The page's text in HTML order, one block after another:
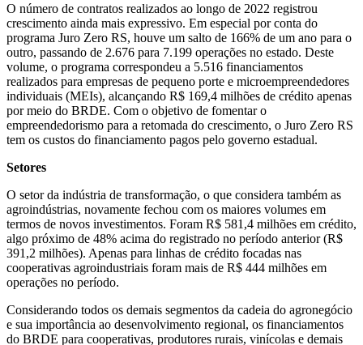
O número de contratos realizados ao longo de 2022 registrou
crescimento ainda mais expressivo. Em especial por conta do
programa Juro Zero RS, houve um salto de 166% de um ano para o
outro, passando de 2.676 para 7.199 operações no estado. Deste
volume, o programa correspondeu a 5.516 financiamentos
realizados para empresas de pequeno porte e microempreendedores
individuais (MEIs), alcançando R$ 169,4 milhões de crédito apenas
por meio do BRDE. Com o objetivo de fomentar o
empreendedorismo para a retomada do crescimento, o Juro Zero RS
tem os custos do financiamento pagos pelo governo estadual.
Setores
O setor da indústria de transformação, o que considera também as
agroindústrias, novamente fechou com os maiores volumes em
termos de novos investimentos. Foram R$ 581,4 milhões em crédito,
algo próximo de 48% acima do registrado no período anterior (R$
391,2 milhões). Apenas para linhas de crédito focadas nas
cooperativas agroindustriais foram mais de R$ 444 milhões em
operações no período.
Considerando todos os demais segmentos da cadeia do agronegócio
e sua importância ao desenvolvimento regional, os financiamentos
do BRDE para cooperativas, produtores rurais, vinícolas e demais